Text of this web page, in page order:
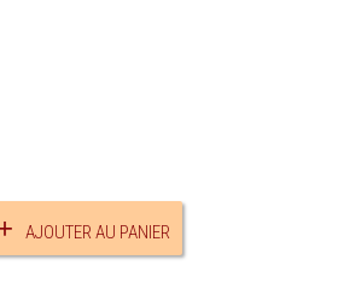
AJOUTER AU PANIER